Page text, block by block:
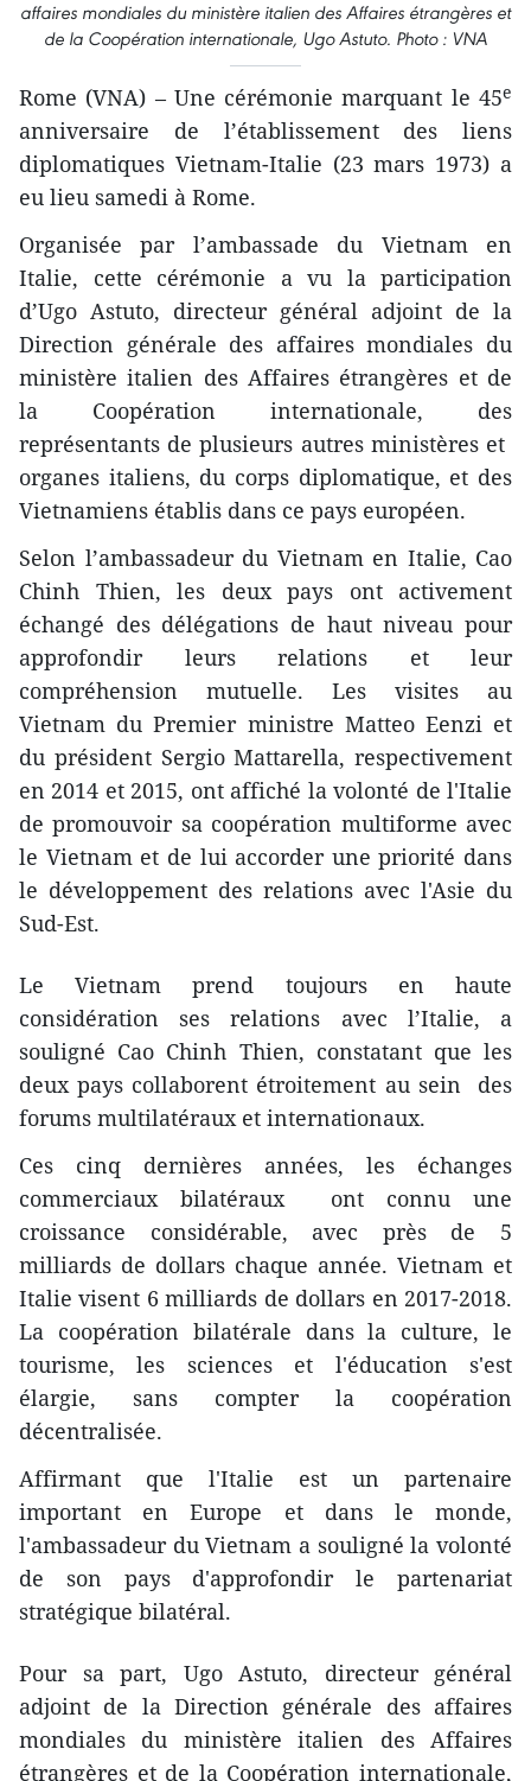
affaires mondiales du ministère italien des Affaires étrangères et
de la Coopération internationale, Ugo Astuto. Photo : VNA
Rome (VNA) – ​Une cérémonie ​marquant le 45e
anniversaire de l’établissement des liens
diplomatiques Vietnam-Italie (23 mars 1973) a
eu lieu samedi à Rome.
Organisée par l’ambassade du Vietnam en
Italie, cette cérémonie a vu la participation
d’Ugo Astuto, directeur général adjoint de la
Direction générale des affaires mondiales du
ministère italien des Affaires étrangères et de
la Coopération internationale, des
représentants de plusieurs autres ministères et ​
organes italiens, du corps diplomatique, et des
Vietnamiens établis dans ce pays européen.
Selon l’ambassadeur du Vietnam en Italie, Cao
Chinh Thien, les deux pays ont activement
échangé des délégations de haut niveau pour
approfondir leurs relations et leur
compréhension mutuelle. Les visites au
Vietnam du Premier ministre Matteo Eenzi et
du président Sergio Mattarella, respectivement
en 2014 et 2015, ont ​affiché la volonté de l'Italie
de promouvoir ​sa coopération multiforme avec
le Vietnam et de lui accorder une priorité dans
le développement des relations avec l'Asie du
Sud-Est.
Le Vietnam prend toujours en haute
considération ses relations avec l’Italie, a
souligné Cao Chinh Thien, constatant que les
deux pays collaborent étroitement au sein des
forums multilatéraux et internationaux.
Ces cinq dernières années, les échanges
commerciaux bilatéraux ont connu une
croissance considérable, avec près de 5
milliards de dollars chaque année. Vietnam et
Italie visent 6 milliards de dollars en 2017-2018.
La coopération bilatérale dans la culture, le
tourisme, les sciences et l'éducation s'est
élargie, sans compter la coopération
décentralisée.
Affirmant que l'Italie est un partenaire
important en Europe et dans le monde,
l'ambassadeur du Vietnam a souligné la volonté
de son pays d'approfondir le partenariat
stratégique bilatéral.
Pour sa part, Ugo Astuto, directeur général
adjoint de la Direction générale des affaires
mondiales du ministère italien des Affaires
étrangères et de la Coopération internationale,